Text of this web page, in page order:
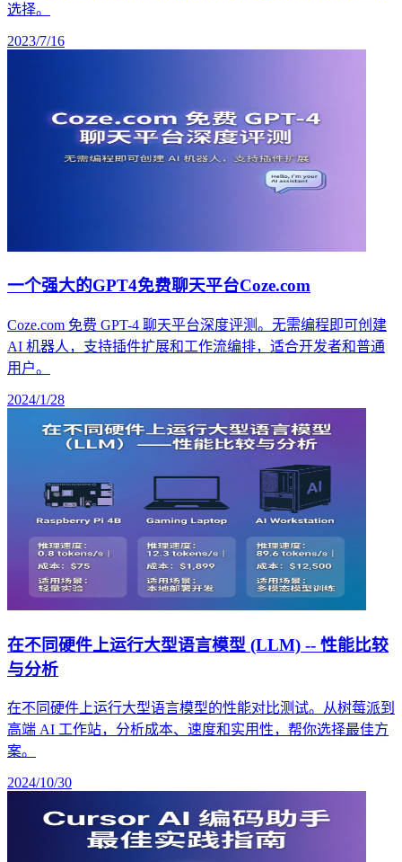
选择。
2023/7/16
一个强大的GPT4免费聊天平台Coze.com
Coze.com 免费 GPT-4 聊天平台深度评测。无需编程即可创建
AI 机器人，支持插件扩展和工作流编排，适合开发者和普通
用户。
2024/1/28
在不同硬件上运行大型语言模型 (LLM) -- 性能比较
与分析
在不同硬件上运行大型语言模型的性能对比测试。从树莓派到
高端 AI 工作站，分析成本、速度和实用性，帮你选择最佳方
案。
2024/10/30